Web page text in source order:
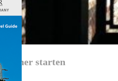
Luther starten